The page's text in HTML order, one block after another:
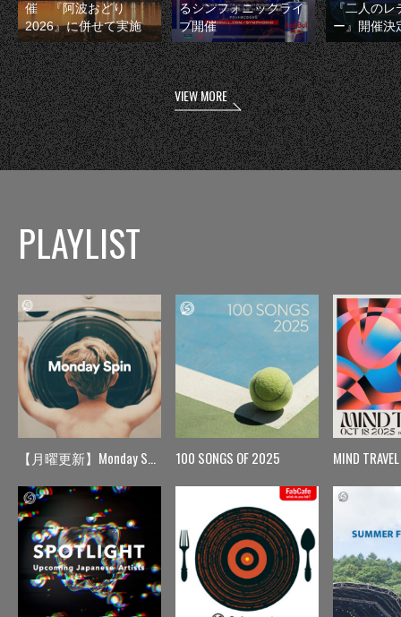
催 『阿波おどり
2026』に併せて実施
るシンフォニックライ
ブ開催
『二人のレ
ー』開催決
VIEW MORE
PLAYLIST
【月曜更新】Monday Spin 100 SONGS OF 2025 MIND TRAVEL